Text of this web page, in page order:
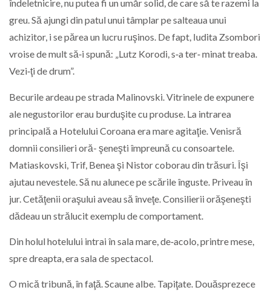
îndeletnicire, nu putea fi un umăr solid, de care să te razemi la
greu. Să ajungi din patul unui tâmplar pe salteaua unui
achizitor, i se părea un lucru ruşinos. De fapt, Iudita Zsombori
vroise de mult să‑i spună: „Lutz Korodi, s‑a ter‑ minat treaba.
Vezi‑ţi de drum”.
Becurile ardeau pe strada Malinovski. Vitrinele de expunere
ale negustorilor erau burduşite cu produse. La intrarea
principală a Hotelului Coroana era mare agitaţie. Venisră
domnii consilieri oră- şeneşti împreună cu consoartele.
Matiaskovski, Trif, Benea şi Nistor coborau din trăsuri. Îşi
ajutau nevestele. Să nu alunece pe scările înguste. Priveau în
jur. Cetăţenii oraşului aveau să înveţe. Consilierii orăşeneşti
dădeau un strălucit exemplu de comportament.
Din holul hotelului intrai în sala mare, de‑acolo, printre mese,
spre dreapta, era sala de spectacol.
O mică tribună, în faţă. Scaune albe. Tapiţate. Douăsprezece